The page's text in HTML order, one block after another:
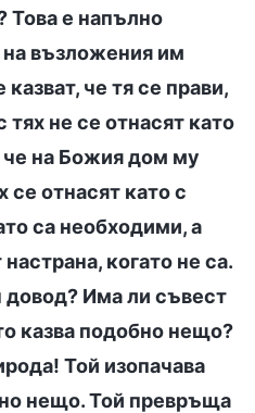
Това е напълно
възложения им
че тя се прави,
тях не се отнасят като
на Божия дом му
се отнасят като с
са необходими, а
когато не са.
довод? Има ли съвест
казва подобно нещо?
Той изопачава
нещо. Той превръща